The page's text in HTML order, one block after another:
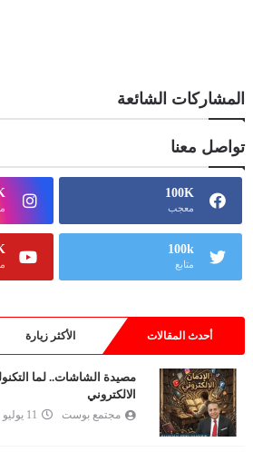
المشاركات الشائعة
تواصل معنا
100K
معجب
100k
متابع
أحدث المقالات الأكثر زيارة
مصيدة الشاشات.. لما
الالكتروني
مجتمع بوست 11 يوليو 2026